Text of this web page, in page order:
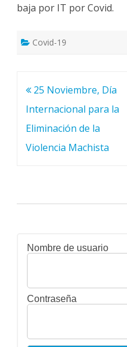
baja por IT por Covid.
Covid-19
Navegación
de
entradas
25 Noviembre, Día
Internacional para la
Eliminación de la
Violencia Machista
Nombre de usuario
Contraseña